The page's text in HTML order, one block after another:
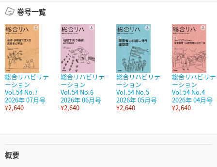
巻号一覧
総合リハビリテ
ーション
Vol.54 No.7
2026年 07月号
¥2,640
総合リハビリテ
ーション
Vol.54 No.6
2026年 06月号
¥2,640
総合リハビリテ
ーション
Vol.54 No.5
2026年 05月号
¥2,640
総合リハビリテ
ーション
Vol.54 No.4
2026年 04月号
¥2,640
概要